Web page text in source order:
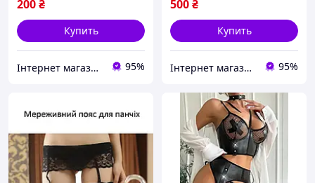
200₴
Купить
Інтернет магазин " BellissiMM-o" 95%
500₴
Купить
Інтернет магазин " BellissiMM-o" 95%